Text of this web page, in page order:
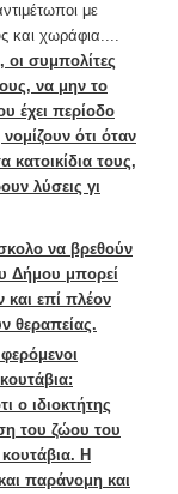
με
και χωράφια....
συμπολίτες
να μην το
έχει περίοδο
ότι όταν
τους,
λύσεις γι
να βρεθούν
Δήμου μπορεί
και επί πλέον
θεραπείας.
ο ιδιοκτήτης
του ζώου του
κουτάβια. Η
παράνομη και